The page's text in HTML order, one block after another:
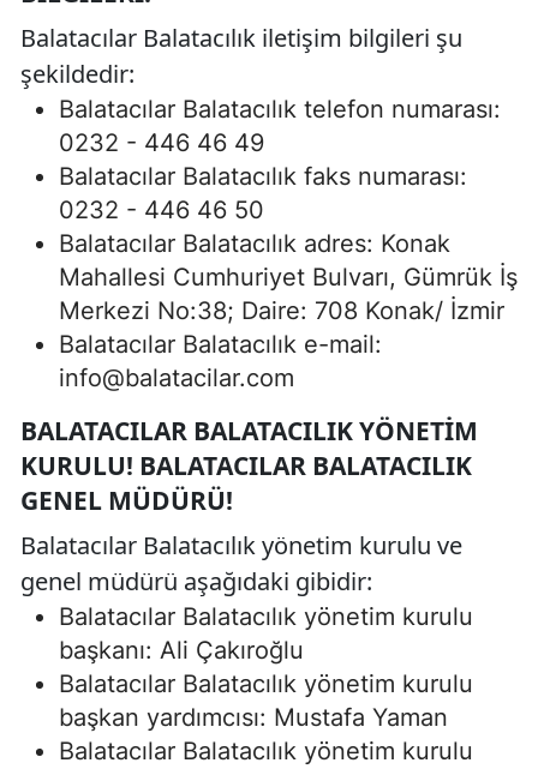
Balatacılar Balatacılık iletişim bilgileri şu
şekildedir:
Balatacılar Balatacılık telefon numarası:
0232 - 446 46 49
Balatacılar Balatacılık faks numarası:
0232 - 446 46 50
Balatacılar Balatacılık adres: Konak
Mahallesi Cumhuriyet Bulvarı, Gümrük İş
Merkezi No:38; Daire: 708 Konak/ İzmir
Balatacılar Balatacılık e-mail:
info@balatacilar.com
BALATACILAR BALATACILIK YÖNETIM
KURULU! BALATACILAR BALATACILIK
GENEL MÜDÜRÜ!
Balatacılar Balatacılık yönetim kurulu ve
genel müdürü aşağıdaki gibidir:
Balatacılar Balatacılık yönetim kurulu
başkanı: Ali Çakıroğlu
Balatacılar Balatacılık yönetim kurulu
başkan yardımcısı: Mustafa Yaman
Balatacılar Balatacılık yönetim kurulu